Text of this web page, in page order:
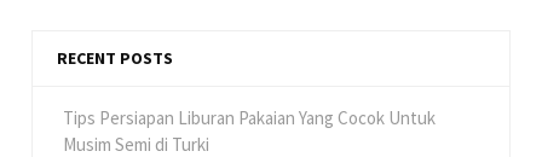
RECENT POSTS
Tips Persiapan Liburan Pakaian Yang Cocok Untuk
Musim Semi di Turki